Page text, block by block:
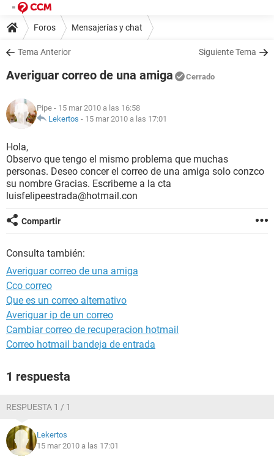
Foros Mensajerías y chat
Tema Anterior Siguiente Tema
Averiguar correo de una amiga Cerrado
Pipe - 15 mar 2010 a las 16:58
Lekertos - 15 mar 2010 a las 17:01
Hola,
Observo que tengo el mismo problema que muchas
personas. Deseo concer el correo de una amiga solo conzco
su nombre Gracias. Escribeme a la cta
luisfelipeestrada@hotmail.con
Compartir
Consulta también:
Averiguar correo de una amiga
Cco correo
Que es un correo alternativo
Averiguar ip de un correo
Cambiar correo de recuperacion hotmail
Correo hotmail bandeja de entrada
1 respuesta
RESPUESTA 1 / 1
Lekertos
15 mar 2010 a las 17:01